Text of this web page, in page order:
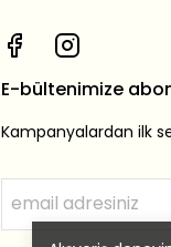
E-bültenimize
Kampanyalardan ilk